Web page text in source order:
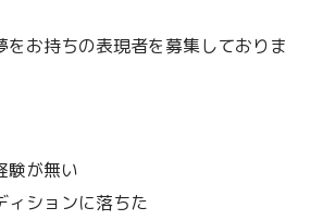
をお持ちの表現者を募集しておりま
験が無い
ィションに落ちた